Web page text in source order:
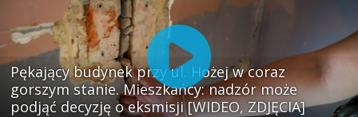
Pękający budynek przy ul. Hożej w coraz
gorszym stanie. Mieszkańcy: nadzór może
podjąć decyzję o eksmisji [WIDEO, ZDJĘCIA]